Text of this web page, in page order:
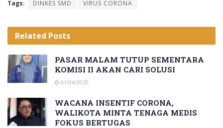
Tags: DINKES SMD VIRUS CORONA
Related Posts
PASAR MALAM TUTUP SEMENTARA
KOMISI II AKAN CARI SOLUSI
01/04/2020
WACANA INSENTIF CORONA,
WALIKOTA MINTA TENAGA MEDIS
FOKUS BERTUGAS